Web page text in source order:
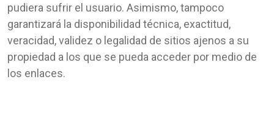
pudiera sufrir el usuario. Asimismo, tampoco
garantizará la disponibilidad técnica, exactitud,
veracidad, validez o legalidad de sitios ajenos a su
propiedad a los que se pueda acceder por medio de
los enlaces.